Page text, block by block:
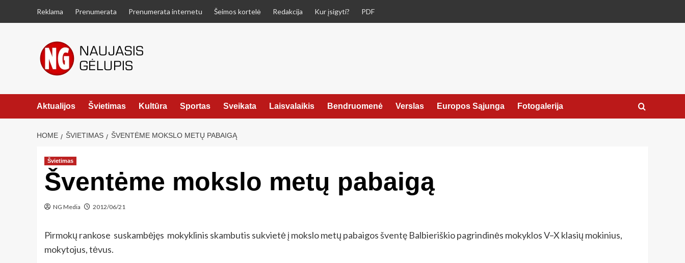
Reklama Prenumerata Prenumerata internetu Šeimos kortelė Redakcija Kur įsigyti? PDF
Aktualijos Švietimas Kultūra Sportas Sveikata Laisvalaikis Bendruomenė Verslas Europos Sąjunga Fotogalerija
HOME ŠVIETIMAS ŠVENTĖME MOKSLO METŲ PABAIGĄ
Švietimas
Šventėme mokslo metų pabaigą
NG Media 2012/06/21
Pirmokų rankose suskambėjęs mokyklinis skambutis sukvietė į mokslo metų pabaigos šventę Balbieriškio pagrindinės mokyklos V–X klasių mokinius,
mokytojus, tėvus.